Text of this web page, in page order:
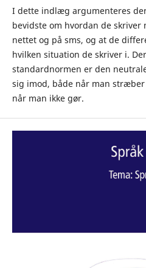
I dette indlæg argumenteres
bevidste om hvordan de
nettet og på sms, og at de
hvilken situation de skriver i.
standardnormen er den
sig imod, både når man
når man ikke gør.